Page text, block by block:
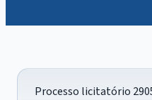
Processo licitatório